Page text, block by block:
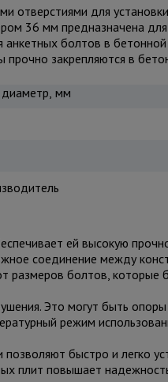
отверстиями для
36 мм предназначена
болтов в
закрепляются в
диаметр, мм
ей высокую
соединение между
размеров болтов, которые
Это могут быть
режим
быстро и легко
плит повышает